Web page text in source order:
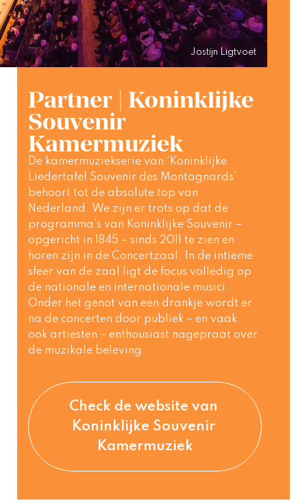
Partner | Koninklijke
Souvenir
Kamermuziek
De kamermuziekserie van ‘Koninklijke
Liedertafel Souvenir des Montagnards’
behoort tot de absolute top van
Nederland. We zijn er trots op dat de
programma’s van Koninklijke Souvenir –
opgericht in 1845 – sinds 2011 te zien en
horen zijn in de Concertzaal. In de intieme
sfeer van de zaal ligt de focus volledig op
de nationale en internationale musici.
Onder het genot van een drankje wordt er
na de concerten door publiek – en vaak
ook artiesten – enthousiast nagepraat over
de muzikale beleving.
Check de website van
Koninklijke Souvenir
Kamermuziek
Jostijn Ligtvoet